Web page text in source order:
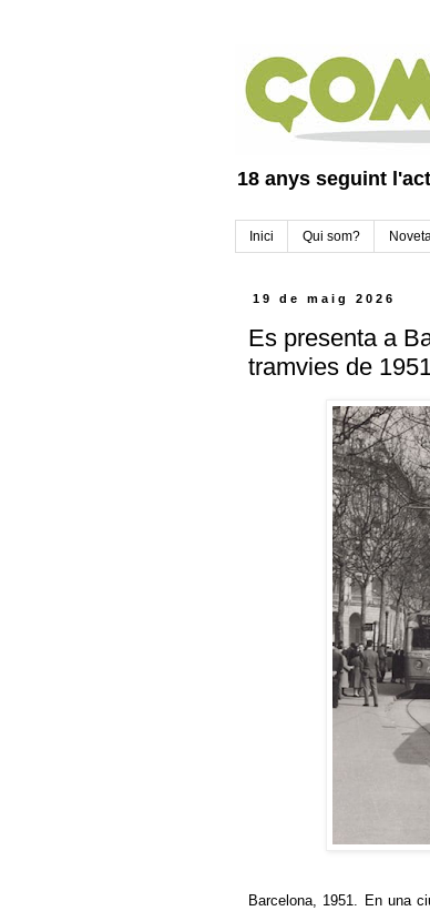
18 anys seguint
Inici Qui som?
19 de maig 2026
Es presenta a
tramvies de
Barcelona, 1951. En una